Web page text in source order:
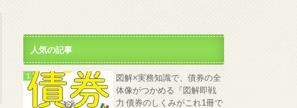
人気の記事
図解×実務知識で、債券の全
体像がつかめる『図解即戦
力 債券のしくみがこれ1冊で